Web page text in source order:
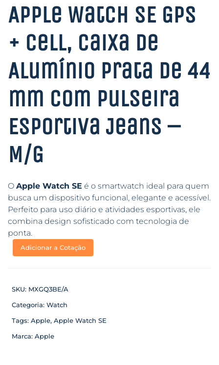
Apple Watch SE GPS
+ Cell, Caixa de
Alumínio Prata de 44
mm com Pulseira
Esportiva Jeans –
M/G
O Apple Watch SE é o smartwatch ideal para quem
busca um dispositivo funcional, elegante e acessível.
Perfeito para uso diário e atividades esportivas, ele
combina design sofisticado com tecnologia de
ponta.
Adicionar a Cotação
SKU: MXGQ3BE/A
Categoria: Watch
Tags: Apple, Apple Watch SE
Marca: Apple